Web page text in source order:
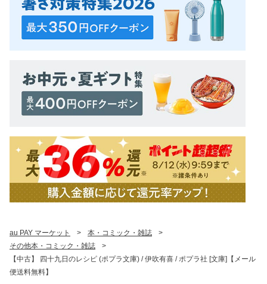
au PAY マーケット > 本・コミック・雑誌
>
その他本・コミック・雑誌
>
【中古】 四十九日のレシピ (ポプラ文庫) / 伊吹有喜 / ポプラ社 [文庫]【メール
便送料無料】